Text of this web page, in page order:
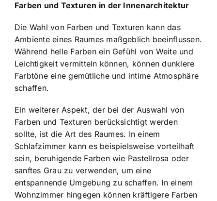
Farben und Texturen in der Innenarchitektur
Die Wahl von Farben und Texturen kann das
Ambiente eines Raumes maßgeblich beeinflussen.
Während helle Farben ein Gefühl von Weite und
Leichtigkeit vermitteln können, können dunklere
Farbtöne eine gemütliche und intime Atmosphäre
schaffen.
Ein weiterer Aspekt, der bei der Auswahl von
Farben und Texturen berücksichtigt werden
sollte, ist die Art des Raumes. In einem
Schlafzimmer kann es beispielsweise vorteilhaft
sein, beruhigende Farben wie Pastellrosa oder
sanftes Grau zu verwenden, um eine
entspannende Umgebung zu schaffen. In einem
Wohnzimmer hingegen können kräftigere Farben